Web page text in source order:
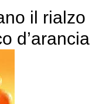
il rialzo
d’arancia